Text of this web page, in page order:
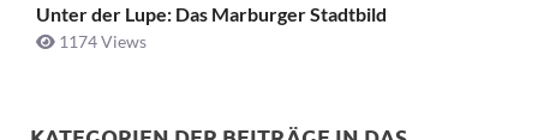
Unter der Lupe: Das Marburger Stadtbild
1174 Views